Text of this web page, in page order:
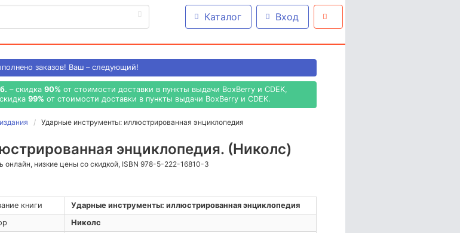
Каталог Вход
заказов! Ваш – следующий!
– скидка 90% от стоимости доставки в пункты выдачи BoxBerry и CDEK,
99% от стоимости доставки в пункты выдачи BoxBerry и CDEK.
Ударные инструменты: иллюстрированная энциклопедия
энциклопедия. (Николс)
онлайн, низкие цены со скидкой, ISBN 978-5-222-16810-3
книги
Ударные инструменты: иллюстрированная энциклопедия
Николс